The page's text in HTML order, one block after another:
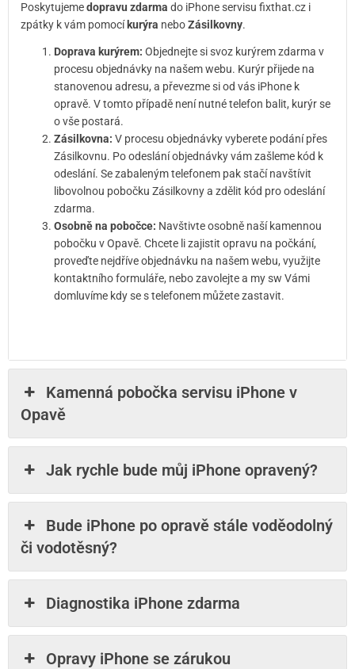
Poskytujemedopravu zdarma do iPhone servisu fixthat.cz i
zpátky k vám pomocí kurýra neboZásilkovny.
Doprava kurýrem: Objednejte si svoz kurýrem zdarma v
procesu objednávky na našem webu. Kurýr přijede na
stanovenou adresu, a převezme si od vás iPhone k
opravě. V tomto případě není nutné telefon balit, kurýr se
o vše postará.
Zásilkovna: V procesu objednávky vyberete podání přes
Zásilkovnu. Po odeslání objednávky vám zašleme kód k
odeslání. Se zabaleným telefonem pak stačí navštívit
libovolnou pobočku Zásilkovny a zdělit kód pro odeslání
zdarma.
Osobně na pobočce: Navštivte osobně naší kamennou
pobočku v Opavě. Chcete li zajistit opravu na počkání,
proveďte nejdříve objednávku na našem webu, využijte
kontaktního formuláře, nebo zavolejte a my sw Vámi
domluvíme kdy se s telefonem můžete zastavit.
Kamenná pobočka servisu iPhone v
Opavě
Jak rychle bude můj iPhone opravený?
Bude iPhone po opravě stále voděodolný
či vodotěsný?
Diagnostika iPhone zdarma
Opravy iPhone se zárukou